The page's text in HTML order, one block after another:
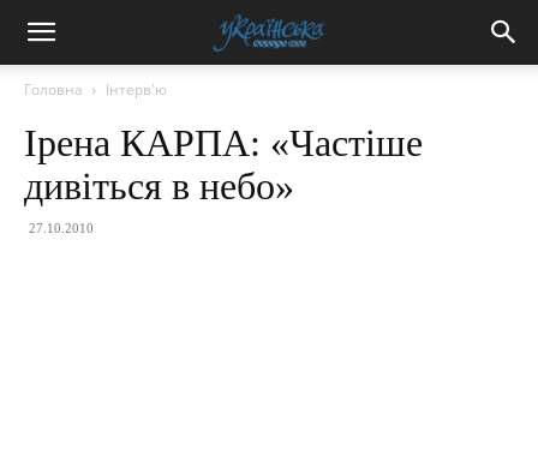
Головна Інтерв'ю
Ірена КАРПА: «Частіше
дивіться в небо»
27.10.2010